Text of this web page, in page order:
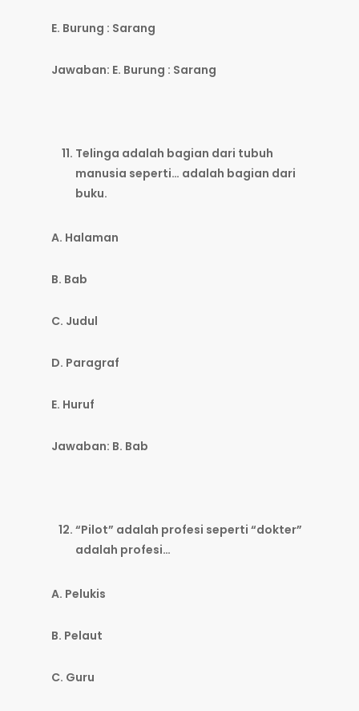
E. Burung : Sarang
Jawaban: E. Burung : Sarang
Telinga adalah bagian dari tubuh
manusia seperti… adalah bagian dari
buku.
A. Halaman
B. Bab
C. Judul
D. Paragraf
E. Huruf
Jawaban: B. Bab
“Pilot” adalah profesi seperti “dokter”
adalah profesi…
A. Pelukis
B. Pelaut
C. Guru